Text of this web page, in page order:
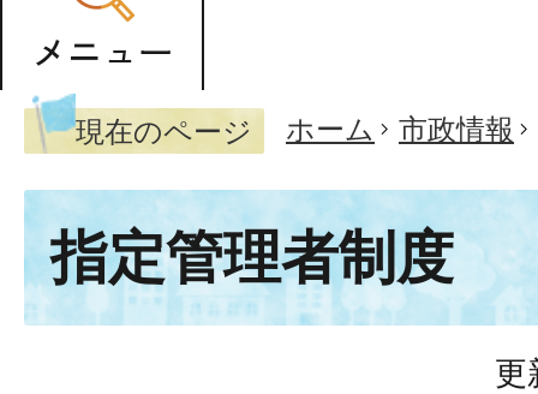
現在のページ ホーム 市政情報
指定管理者制度
更